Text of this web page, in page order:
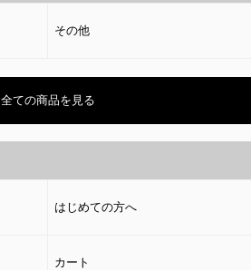
その他
全ての商品を見る
はじめての方へ
カート